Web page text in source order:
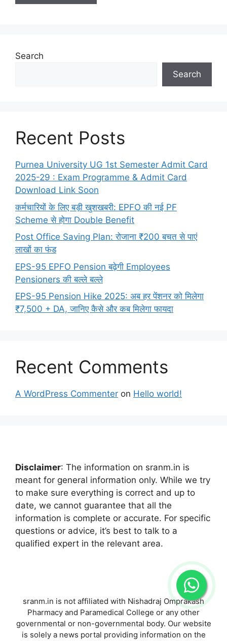
Search
Search
Recent Posts
Purnea University UG 1st Semester Admit Card
2025-29 : Exam Programme & Admit Card
Download Link Soon
कर्मचारियों के लिए बड़ी खुशखबरी: EPFO की नई PF
Scheme से होगा Double Benefit
Post Office Saving Plan: रोजाना ₹200 बचत से पाएं
लाखों का फंड
EPS-95 EPFO Pension बढ़ेगी Employees
Pensioners की बल्ले बल्ले
EPS-95 Pension Hike 2025: अब हर पेंशनर को मिलेगा
₹7,500 + DA, जानिए कैसे और कब मिलेगा फायदा
Recent Comments
A WordPress Commenter on Hello world!
Disclaimer: The information on sranm.in is
meant for general information only. While we try
to make sure everything is correct and up to
date, we cannot guarantee that all the
information is complete or accurate. For specific
questions or advice, it’s best to talk to a
qualified expert in the relevant area.
sranm.in is not affiliated with Nishadraj Omprakash
Pharmacy and Paramedical College or any other
governmental or non-governmental body. Our website
is solely a news portal providing information on the